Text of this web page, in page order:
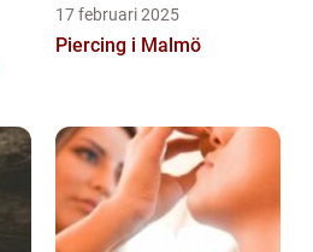
17 februari 2025
Piercing i Malmö